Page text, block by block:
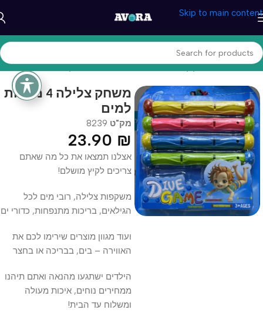
Skip to main content
עמוד הבית/מוצרי קיץ/אביזרי שחייה/מתנפחים ומשחקים לבריכה
משחק צלילה 4 מקלות
למים
מק"ט 8239
23.90 ₪
אצלנו תמצאו את כל מה שאתם
צריכים לקיץ מושלם!
משקפות צלילה, רובי מים לכל
הגילאים, בריכות מתנפחות, כדורי ים
ועוד מגוון מוצרים שירימו לכם את
האווירה – בים, בבריכה או בחצר
הילדים ישתגעו מהנאה ואתם תיהנו
ממחירים נוחים, איכות מעולה
ומשלוח עד הבית!